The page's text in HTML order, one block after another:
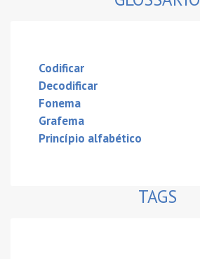
Codificar
Decodificar
Fonema
Grafema
Princípio alfabético
TAGS